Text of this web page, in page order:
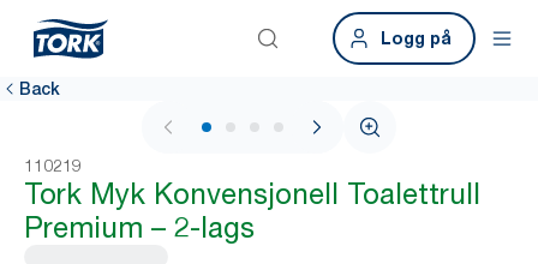
Logg på
Back
1 / 4
110219
Tork Myk Konvensjonell Toalettrull
Premium – 2-lags